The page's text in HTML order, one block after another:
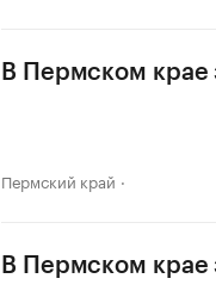
В Пермском крае
Пермский край
В Пермском крае